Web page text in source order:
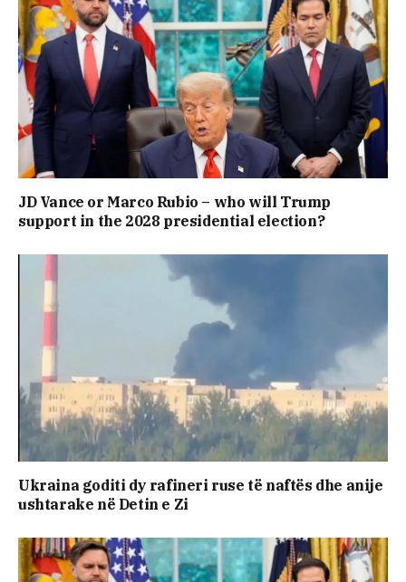
JD Vance or Marco Rubio – who will Trump
support in the 2028 presidential election?
Ukraina goditi dy rafineri ruse të naftës dhe anije
ushtarake në Detin e Zi